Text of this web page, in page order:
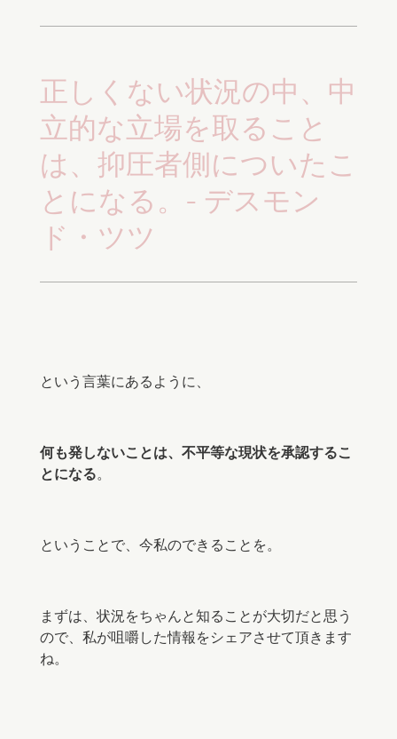
正しくない状況の中、中
立的な立場を取ること
は、抑圧者側についたこ
とになる。- デスモン
ド・ツツ
という言葉にあるように、
何も発しないことは、不平等な現状を承認するこ
とになる。
ということで、今私のできることを。
まずは、状況をちゃんと知ることが大切だと思う
ので、私が咀嚼した情報をシェアさせて頂きます
ね。